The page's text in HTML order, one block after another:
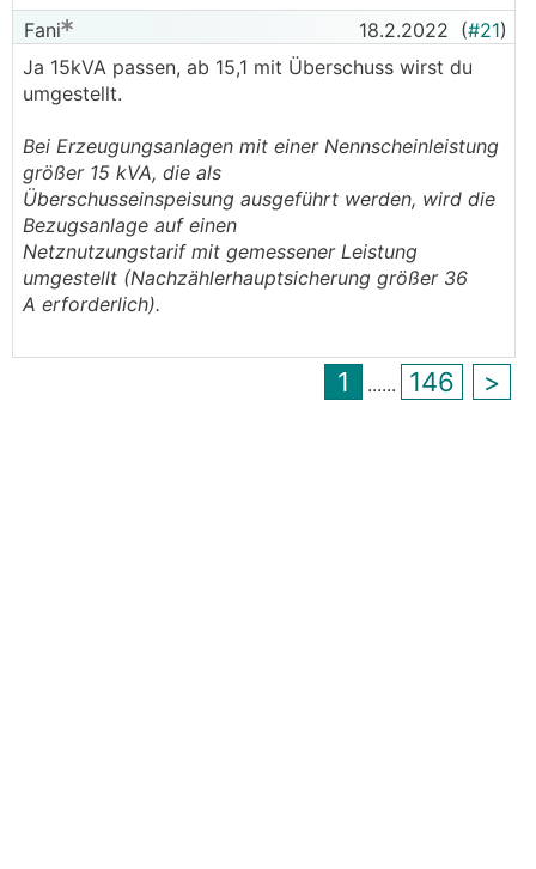
Fani 18.2.2022 (#21)
Ja 15kVA passen, ab 15,1 mit Überschuss wirst du
umgestellt.
Bei Erzeugungsanlagen mit einer Nennscheinleistung
größer 15 kVA, die als
Überschusseinspeisung ausgeführt werden, wird die
Bezugsanlage auf einen
Netznutzungstarif mit gemessener Leistung
umgestellt (Nachzählerhauptsicherung größer 36
A erforderlich).
1 ...... 146 >